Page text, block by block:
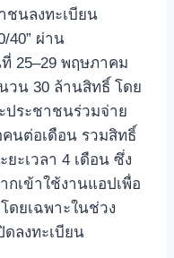
ชนลงทะเบียน
40” ผ่าน
25–29 พฤษภาคม
วน 30 ล้านสิทธิ์ โดย
ประชาชนร่วมจ่าย
คนต่อเดือน รวมสิทธิ์
ะเวลา 4 เดือน ซึ่ง
เข้าใช้งานแอปเพื่อ
ดยเฉพาะในช่วง
ดลงทะเบียน